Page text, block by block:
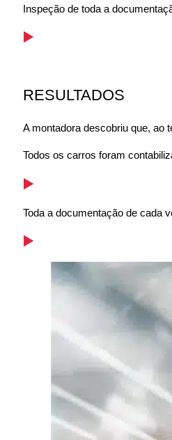
Inspeção de toda a
RESULTADOS
A montadora descobriu que, ao
Todos os carros foram
Toda a documentação de cada